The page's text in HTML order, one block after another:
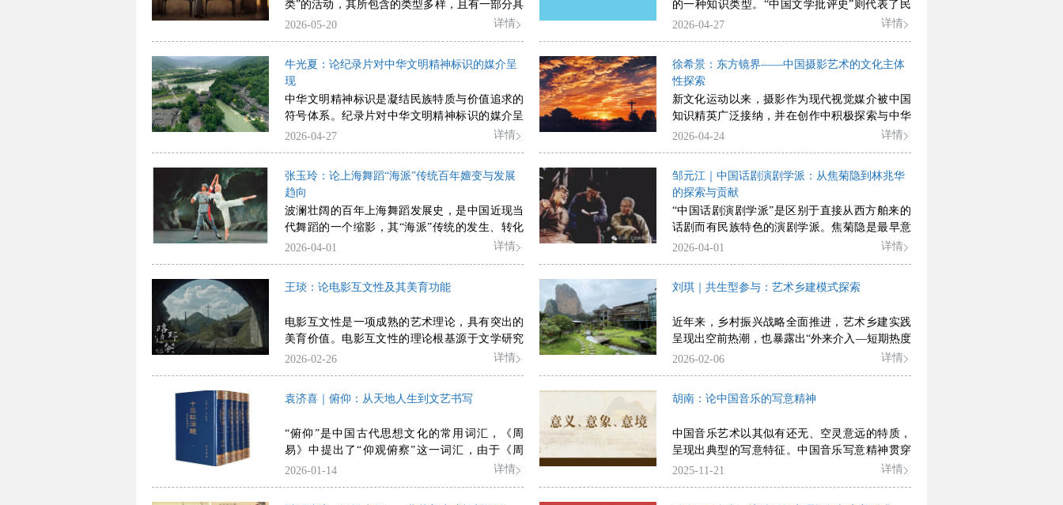
系建构是学术话语选择的结果，可以将其发展过
也为我们理解数字时代的艺术嬗变与群体构建提
量以及戏剧在资本与艺术体制中的强势地位。但
同时剧场研究中的表演性与文化研究为舞蹈剧场
带来批判性的方法论拓展，使其从形式研究转向
对身体政治、社会结构与现代性批判的阐释。最
后，舞蹈剧场在获得跨学科理论资源的同时，也
面临被剧场话语遮蔽其舞蹈性历史与实践基础的
风险。
剧”说，阐述“迎头抢”“由根起”等表演现象，并主
张话剧借鉴戏曲艺术精髓等，这些观点从不同维
度回应并推进了当时话剧界创建“民族形式”的探
索。
类”的活动，其所包含的类型多样，且有一部分具
有审美阐释的潜质。这些活动以“虚用”为特征、
美化话语生成的思想基础。在近现代，对杂艺术
类活动的阐发受到了“美的艺术”（fine arts）概念
的影响，近代早期学者将部分杂艺术类活动阐释
为与科学和工艺相区别的、非功利的审美活动，
这与其后重视情感对于塑造人格之作用的审美功
利主义观念构成了交响，共同定义了杂艺术类活
动的“艺术性”。此后，对于杂艺术类审美活动的
研究继续沿着“生活之美学”这一路径发展，学者
们将其阐释为中国古代美学精神的典例，这对当
下学界研究中国古代艺术话语体系及其现代嬗变
2026-05-20 详情
的一种知识类型。“中国文学批评史”则代表了民
国的一种著述形式。诗文评是“中国文学批评
程，可从书目中窥见这种演变。在欧风美雨和本
土文化资源的共同作用下，民国时期诗文评的知
识版图不断扩充，新增序跋、文学史等内容，其
概念下辖子目进一步细化，地域范围延伸至海外
文学批评专著。从“诗文评”到“批评史”的路径体
现了中国固有学术知识的演化裂变，即从中国传
统文化中选择适配的理论资源，并不断吸收容纳
外来要素，实现中西文明的和合共生，为当下建
构中国文艺评论话语体系提供了生动模板。
2026-04-27 详情
牛光夏：论纪录片对中华文明精神标识的媒介呈
现
中华文明精神标识是凝结民族特质与价值追求的
符号体系。纪录片对中华文明精神标识的媒介呈
现应聚焦内容和形式两大核心维度，分别回应“拍
层面，可通过化静为动、化抽象为具体、今昔对
话、融通中外等叙事策略与美学实践，将静态符
号转化为可感知、可共情的动态集体记忆。面对
数智时代媒介生态剧变与全球对话深化的时代背
景，既有创作范式迎来新的挑战，未来纪录片创
作需在历史、对话、技术、受众四个关键维度探
索范式革新和理念升级。
2026-04-27 详情
徐希景：东方镜界——中国摄影艺术的文化主体
性探索
新文化运动以来，摄影作为现代视觉媒介被中国
知识精英广泛接纳，并在创作中积极探索与中华
美学精神及传统意象的融合，开启了中国摄影本
文化主体性。新中国成立后至改革开放前，摄影
与主流意识形态紧密结合，其“文化主体性”体现
为制度化的视觉建构与统一的图像范式。改革开
放以来，摄影艺术呈现多元发展态势，风景摄影
因契合传统审美而成为主流之一，摄影也成为当
代艺术的重要表达形式。20世纪90年代至今，更
多艺术家立足本土文化资源，通过挪用与转译传
存环境、城市化等议题的批判性思考，形成对历
史与文化母题的当代话语呈现。纵观其发展历
境，在吸收转化外来影响的同时，持续从中华优
步形成具有内在逻辑与文化主体性的发展路径。
2026-04-24 详情
张玉玲：论上海舞蹈“海派”传统百年嬗变与发展
趋向
波澜壮阔的百年上海舞蹈发展史，是中国近现当
代舞蹈的一个缩影，其“海派”传统的发生、转化
与发展，常领风气之先，关乎中国舞蹈文化重构
在“新海派”语境下，上海舞蹈呈现出较为鲜明的
视野下走向“后海派”。本文提出的上海舞蹈“后海
派”发展方向，并非要给上海舞蹈贴一层新标签，
而是旨在突破既有标签的束缚，还其自由，以期
获得更加明晰的“在场”。它将超越一般意义上的
舞蹈流派和地域风格，更多的是作为一种风气、
存性”“生命存在性”等话题，以开放、前瞻的创作
理念，推动“海派”传统实现当代性发展。
2026-04-01 详情
邹元江｜中国话剧演剧学派：从焦菊隐到林兆华
的探索与贡献
“中国话剧演剧学派”是区别于直接从西方舶来的
话剧而有民族特色的演剧学派。焦菊隐是最早意
识到应创立中国话剧演剧学派的导演。无论是在
传统资源，林兆华都“学到了焦先生的真谛”，并
心的一系列概念，对创立中国演剧学派无疑具有
独特的贡献。
2026-04-01 详情
王琰：论电影互文性及其美育功能
电影互文性是一项成熟的艺术理论，具有突出的
美育价值。电影互文性的理论根基源于文学研究
中的互文性，又依据电影自身独特的艺术形态，
文、超文本互文、元文本互文与类文本互文。这
可能的关联方式，为观众理解和观看电影提供了
更丰富的路径与更立体的视角。与此同时，这五
种互文范式所体现的整合性、关联性与“非透明
性”特征，有助于全面提升审美素养中的核心能力
2026-02-26 详情
刘琪｜共生型参与：艺术乡建模式探索
近年来，乡村振兴战略全面推进，艺术乡建实践
呈现出空前热潮，也暴露出“外来介入—短期热度
—结构瓦解”的周期性困境。本文立足乡村文化振
造血机制、乡土教育四个视角出发，对当前实践
活、艺术生产与乡村建设、资本逻辑与公共性、
多主体关系、全球化与本土化、短期绩效与长期
文化自觉这六种关系困局；在此基础上，归纳出
外生型介入模式、互生型消费逻辑模式、内生型
2026-02-06 详情
袁济喜｜俯仰：从天地人生到文艺书写
“俯仰”是中国古代思想文化的常用词汇，《周
易》中提出了“仰观俯察”这一词汇，由于《周
易》的经典性质，使“俯仰”浸润在中国文化的各
2026-01-14 详情
胡南：论中国音乐的写意精神
中国音乐艺术以其似有还无、空灵意远的特质，
呈现出典型的写意特征。中国音乐写意精神贯穿
于音乐创作、表演与接受的全过程，呈现出“意
2025-11-21 详情